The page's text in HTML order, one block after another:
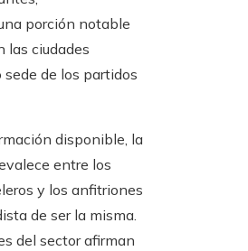
porción notable
las ciudades
de los partidos
disponible, la
entre los
y los anfitriones
de ser la misma.
del sector afirman